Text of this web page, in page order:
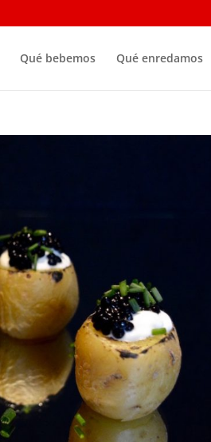
Qué bebemos Qué enredamos